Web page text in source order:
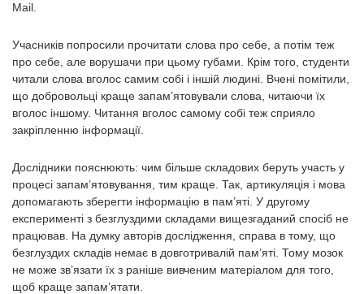
Mail.
Учасників попросили прочитати слова про себе, а потім теж
про себе, але ворушачи при цьому губами. Крім того, студенти
читали слова вголос самим собі і іншій людині. Вчені помітили,
що добровольці краще запам’ятовували слова, читаючи їх
вголос іншому. Читання вголос самому собі теж сприяло
закріпленню інформації.
Дослідники пояснюють: чим більше складових беруть участь у
процесі запам’ятовування, тим краще. Так, артикуляція і мова
допомагають зберегти інформацію в пам’яті. У другому
експерименті з безглуздими складами вищезгаданий спосіб не
працював. На думку авторів дослідження, справа в тому, що
безглуздих складів немає в довготривалій пам’яті. Тому мозок
не може зв’язати їх з раніше вивченим матеріалом для того,
щоб краще запам’ятати.